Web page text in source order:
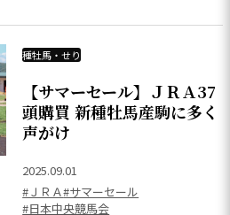
種牡馬・せり
【サマーセール】ＪＲＡ37
頭購買 新種牡馬産駒に多く
声がけ
2025.09.01
#ＪＲＡ#サマーセール
#日本中央競馬会